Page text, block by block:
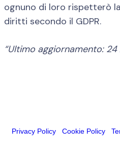
ognuno di loro rispetterò
diritti secondo il GDPR.
“Ultimo aggiornamento:
Privacy Policy Cookie Policy